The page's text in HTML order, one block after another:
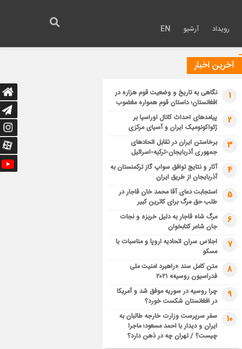
رویداد آرشیو EN
آخرین اخبار
1
نگاهی به تاریخ و وضعیت قوم هزاره در
افغانستان؛ داستان قوم همواره مغضوب
2
پیامدهای احداث کانال اوراسیا بر
ژئواکونومیک ایران و آسیای مرکزی
3
برخاستن ایران در تقابل اتحادهای
جمهوری آذربایجان-ترکیه-اسرائیل
4
آثار و نتایج توافق سواپ گاز ترکمنستان به
آذربایجان از طریق ایران
5
استجابت دعای آقا محمد خان قاجار در
طلب حق مرگ برای کاترین کبیر
6
مرگ شاه قاجار به دلیل خربزه و نجات
جان شاعر کتابخوان
7
اجلاس سران اتحادیه اروپا و مناسبات با
مسکو
8
متن کامل سند «راهبرد امنیت ملی
فدراسیون روسیه» ۲۰۲۱
9
چرا روسیه در سوریه موفق شد و آمریکا
در افغانستان شکست خورد؟
10
سفر سرپرست وزارت خارجه طالبان به
ایران و دیدار با احمد مسعود؛ ماجرا
چیست؟ / تهران چه در ذهن دارد؟